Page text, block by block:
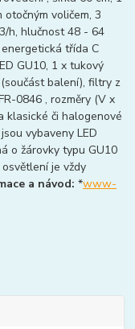
voličem, 3
h, hlučnost 48 - 64
třída C
GU10, 1 x tukový
balení), filtry z
0846 , rozměry (V x
klasické či halogenové
vybaveny LED
o žárovky typu GU10
je vždy
a návod: *www-